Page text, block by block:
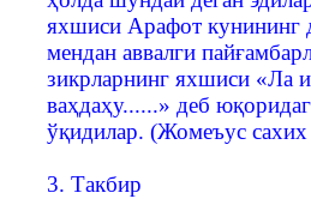
яхшиси Арафот кунининг
мендан аввалги
зикрларнинг яхшиси «Ла
ваҳдаҳу......» деб
ўқидилар. (Жомеъус
3. Такбир